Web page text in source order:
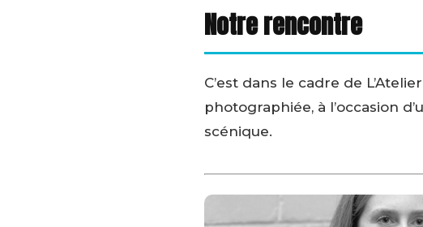
Notre rencontre
C’est dans le cadre de
photographiée, à l’occasion
scénique.